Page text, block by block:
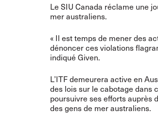
Le SIU Canada réclame une
mer australiens.
« Il est temps de mener des
dénoncer ces violations
indiqué Given.
L’ITF demeurera active en
des lois sur le cabotage dans
poursuivre ses efforts auprès
des gens de mer australiens.